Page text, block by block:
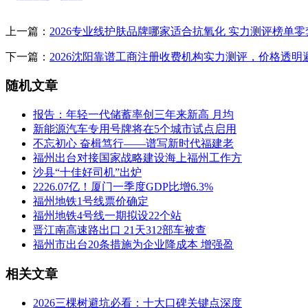
上一篇： 2026专业线护肤品牌哪家适合抗氧化 实力测评榜单
下一篇： 2026沈阳靠谱工商注册收费机构实力测评，价格透明
随机文章
报告：年轻一代储蓄率创三年来新高 月均
新能源汽车专用号牌将在5个城市试点启用
不忘初心 奋楫笃行——谱写新时代福建老
福州出台对接国家战略建设海上福州工作方
沙县“十佳好司机”出炉
2226.07亿！厦门一季度GDP比增6.3%
福州地铁1号线票价确定
福州地铁4号线一期拟设22个站
晋江南高速路出口 21天312部车被查
福州市出台20条措施为企业降成本 增强盈
相关文章
2026三棵树避坑必看：十大口碑关键点深度